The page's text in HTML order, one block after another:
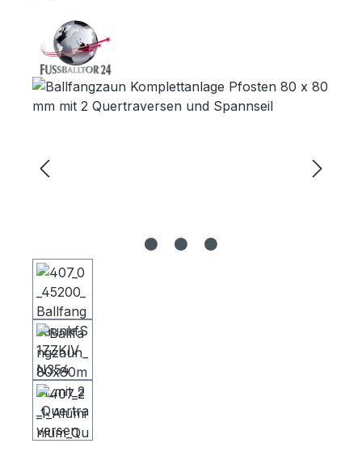
Bildergalerie überspringen